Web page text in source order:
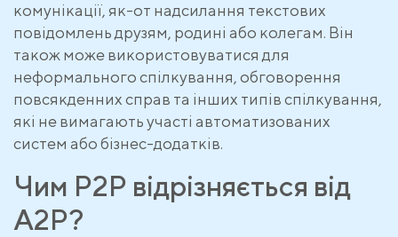
комунікації, як-от надсилання текстових
повідомлень друзям, родині або колегам. Він
також може використовуватися для
неформального спілкування, обговорення
повсякденних справ та інших типів спілкування,
які не вимагають участі автоматизованих
систем або бізнес-додатків.
Чим P2P відрізняється від
A2P?